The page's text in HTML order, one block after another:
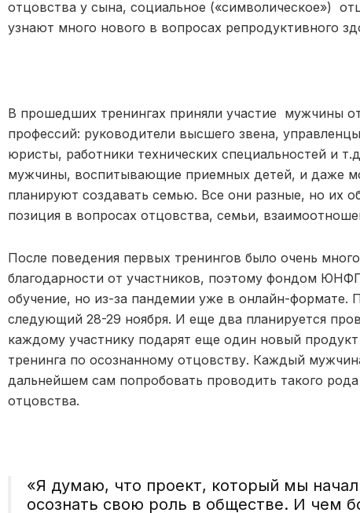
отцовства у сына, социальное («символическое»)
узнают много нового в вопросах репродуктивного
В прошедших тренингах приняли участие мужчины
профессий: руководители высшего звена,
юристы, работники технических специальностей и
мужчины, воспитывающие приемных детей, и даже
планируют создавать семью. Все они разные, но их
позиция в вопросах отцовства, семьи,
После поведения первых тренингов было очень
благодарности от участников, поэтому фондом
обучение, но из-за пандемии уже в онлайн-формате.
следующий 28-29 ноября. И еще два планируется
каждому участнику подарят еще один новый
тренинга по осознанному отцовству. Каждый
дальнейшем сам попробовать проводить такого рода
отцовства.
«Я думаю, что проект, который мы
осознать свою роль в обществе. И чем